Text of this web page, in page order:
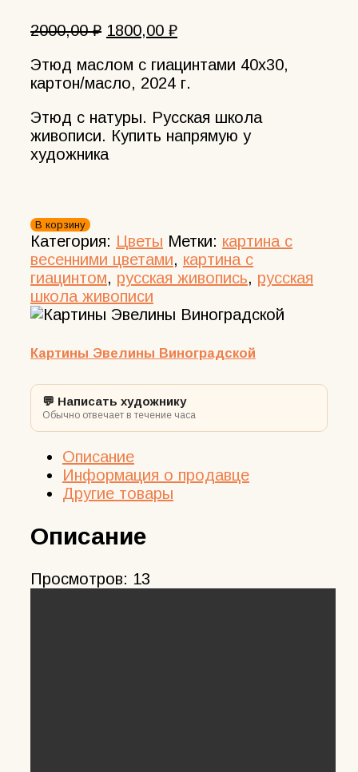
2000,00₽ Первоначальная
составляла
2000,00 ₽.
1800,00 ₽Текущая
1800,00 ₽.
Этюд маслом с гиацинтами 40х30,
картон/масло, 2024 г.
Этюд с натуры. Русская школа
живописи. Купить напрямую у
художника
Количество
товара
Этюд
маслом
с
гиацинтами
В корзину
Категория: Цветы Метки: картина с
весенними цветами, картина с
гиацинтом, русская живопись, русская
школа живописи
Картины Эвелины Виноградской
💬 Написать художнику
Обычно отвечает в течение часа
Описание
Информация о продавце
Другие товары
Описание
Просмотров: 13